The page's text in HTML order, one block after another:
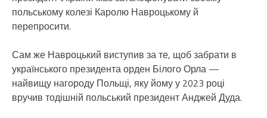
польському колезі Каролю Навроцькому й
перепросити.
Сам же Навроцький виступив за те, щоб забрати в
українського президента орден Білого Орла —
найвищу нагороду Польщі, яку йому у 2023 році
вручив тодішній польський президент Анджей Дуда.